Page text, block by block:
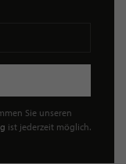
Sie unseren
ist jederzeit möglich.